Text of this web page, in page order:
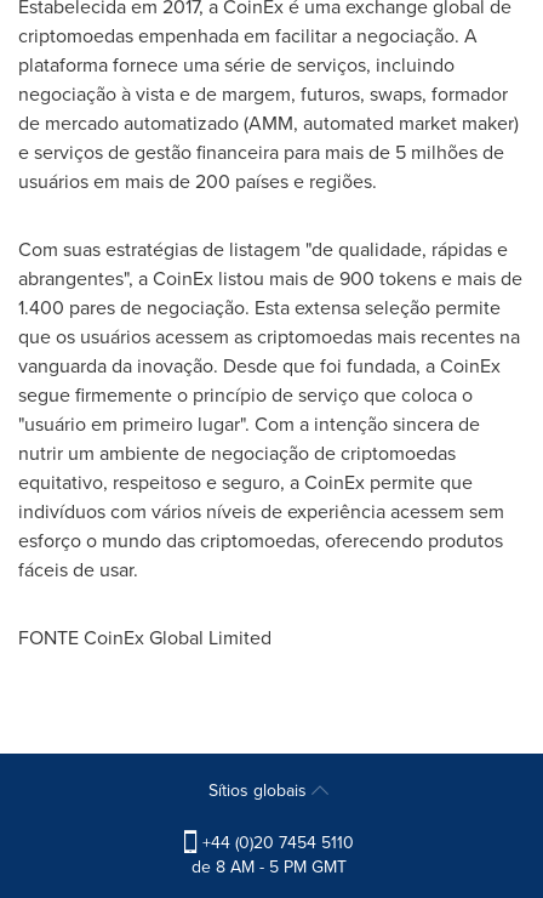
Estabelecida em 2017, a CoinEx é uma exchange global de
criptomoedas empenhada em facilitar a negociação. A
plataforma fornece uma série de serviços, incluindo
negociação à vista e de margem, futuros, swaps, formador
de mercado automatizado (AMM, automated market maker)
e serviços de gestão financeira para mais de 5 milhões de
usuários em mais de 200 países e regiões.
Com suas estratégias de listagem "de qualidade, rápidas e
abrangentes", a CoinEx listou mais de 900 tokens e mais de
1.400 pares de negociação. Esta extensa seleção permite
que os usuários acessem as criptomoedas mais recentes na
vanguarda da inovação. Desde que foi fundada, a CoinEx
segue firmemente o princípio de serviço que coloca o
"usuário em primeiro lugar". Com a intenção sincera de
nutrir um ambiente de negociação de criptomoedas
equitativo, respeitoso e seguro, a CoinEx permite que
indivíduos com vários níveis de experiência acessem sem
esforço o mundo das criptomoedas, oferecendo produtos
fáceis de usar.
FONTE CoinEx Global Limited
Sítios globais
+44 (0)20 7454 5110
de 8 AM - 5 PM GMT